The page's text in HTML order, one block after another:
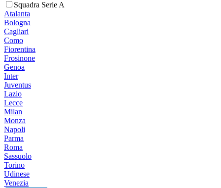
Squadra Serie A
Atalanta
Bologna
Cagliari
Como
Fiorentina
Frosinone
Genoa
Inter
Juventus
Lazio
Lecce
Milan
Monza
Napoli
Parma
Roma
Sassuolo
Torino
Udinese
Venezia